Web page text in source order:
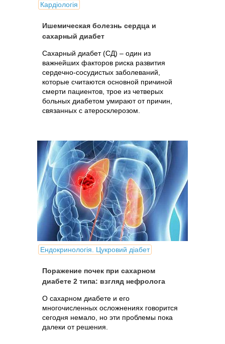
Кардіологія
Ишемическая болезнь сердца и
сахарный диабет
Сахарный диабет (СД) – один из
важнейших факторов риска развития
сердечно-сосудистых заболеваний,
которые считаются основной причиной
смерти пациентов, трое из четверых
больных диабетом умирают от причин,
связанных с атеросклерозом.
Ендокринологія. Цукровий діабет
Поражение почек при сахарном
диабете 2 типа: взгляд нефролога
О сахарном диабете и его
многочисленных осложнениях говорится
сегодня немало, но эти проблемы пока
далеки от решения.